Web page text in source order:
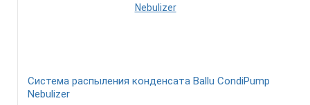
Система распыления конденсата Ballu CondiPump
Nebulizer